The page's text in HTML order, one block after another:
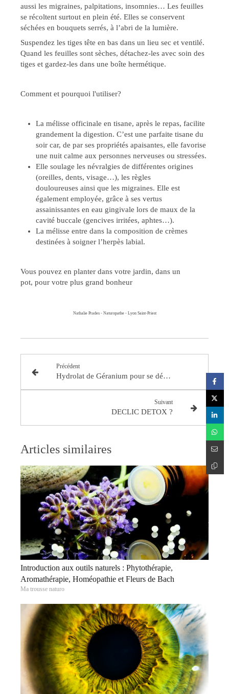
aussi les migraines, palpitations, insomnies… Les feuilles
se récoltent surtout en plein été. Elles se conservent
séchées en bouquets serrés, à l’abri de la lumière.
Suspendez les tiges tête en bas dans un lieu sec et ventilé.
Quand les feuilles sont sèches, détachez-les avec soin des
tiges et gardez-les dans une boîte hermétique.
Comment et pourquoi l'utiliser?
La mélisse officinale en tisane, après le repas, facilite
grandement la digestion. C’est une parfaite tisane du
soir car, de par ses propriétés apaisantes, elle favorise
une nuit calme aux personnes nerveuses ou stressées.
Elle soulage les névralgies de différentes origines
(oreilles, dents, visage…), les règles
douloureuses ainsi que les migraines. Elle est
également employée, grâce à ses vertus
assainissantes en eau gingivale lors de maux de la
cavité buccale (gencives irritées, aphtes…).
La mélisse entre dans la composition de crèmes
destinées à soigner l’herpès labial.
Vous pouvez en planter dans votre jardin, dans un
pot, pour votre plus grand bonheur
Nathalie Prades - Naturopathe - Lyon Saint-Priest
Précédent
Hydrolat de Géranium pour se démaquiller au naturel!
Suivant
DECLIC DETOX ?
Articles similaires
Introduction aux outils naturels : Phytothérapie,
Aromathérapie, Homéopathie et Fleurs de Bach
Ma trousse naturo